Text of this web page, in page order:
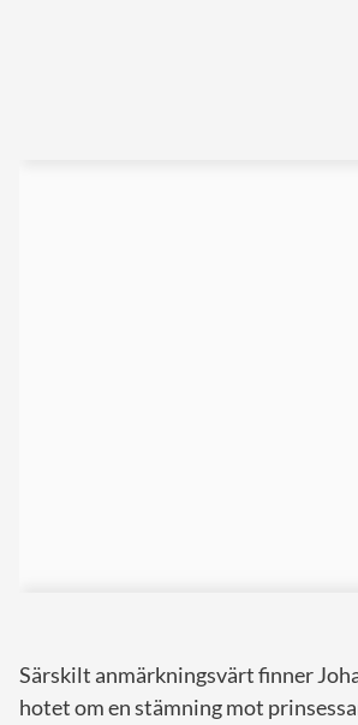
Särskilt anmärkningsvärt finner
hotet om en stämning mot